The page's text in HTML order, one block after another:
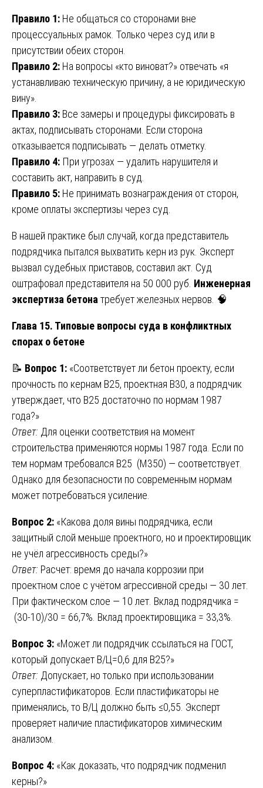
Правило 1: Не общаться со сторонами вне
процессуальных рамок. Только через суд или в
присутствии обеих сторон.
Правило 2: На вопросы «кто виноват?» отвечать «я
устанавливаю техническую причину, а не юридическую
вину».
Правило 3: Все замеры и процедуры фиксировать в
актах, подписывать сторонами. Если сторона
отказывается подписывать — делать отметку.
Правило 4: При угрозах — удалить нарушителя и
составить акт, направить в суд.
Правило 5: Не принимать вознаграждения от сторон,
кроме оплаты экспертизы через суд.
В нашей практике был случай, когда представитель
подрядчика пытался выхватить керн из рук. Эксперт
вызвал судебных приставов, составил акт. Суд
оштрафовал представителя на 50 000 руб. Инженерная
экспертиза бетона требует железных нервов. 🧠
Глава 15. Типовые вопросы суда в конфликтных
спорах о бетоне
📝 Вопрос 1: «Соответствует ли бетон проекту, если
прочность по кернам B25, проектная B30, а подрядчик
утверждает, что B25 достаточно по нормам 1987
года?»
Ответ: Для оценки соответствия на момент
строительства применяются нормы 1987 года. Если по
тем нормам требовался B25 (M350) — соответствует.
Однако для безопасности по современным нормам
может потребоваться усиление.
Вопрос 2: «Какова доля вины подрядчика, если
защитный слой меньше проектного, но и проектировщик
не учёл агрессивность среды?»
Ответ: Расчет: время до начала коррозии при
проектном слое с учётом агрессивной среды — 30 лет.
При фактическом слое — 10 лет. Вклад подрядчика =
(30-10)/30 = 66,7%. Вклад проектировщика = 33,3%.
Вопрос 3: «Может ли подрядчик ссылаться на ГОСТ,
который допускает В/Ц=0,6 для B25?»
Ответ: Допускает, но только при использовании
суперпластификаторов. Если пластификаторы не
применялись, то В/Ц должно быть ≤0,55. Эксперт
проверяет наличие пластификаторов химическим
анализом.
Вопрос 4: «Как доказать, что подрядчик подменил
керны?»